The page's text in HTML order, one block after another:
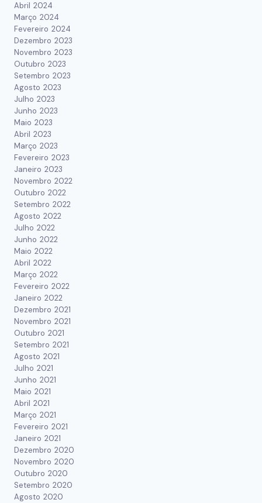
Abril 2024
Março 2024
Fevereiro 2024
Dezembro 2023
Novembro 2023
Outubro 2023
Setembro 2023
Agosto 2023
Julho 2023
Junho 2023
Maio 2023
Abril 2023
Março 2023
Fevereiro 2023
Janeiro 2023
Novembro 2022
Outubro 2022
Setembro 2022
Agosto 2022
Julho 2022
Junho 2022
Maio 2022
Abril 2022
Março 2022
Fevereiro 2022
Janeiro 2022
Dezembro 2021
Novembro 2021
Outubro 2021
Setembro 2021
Agosto 2021
Julho 2021
Junho 2021
Maio 2021
Abril 2021
Março 2021
Fevereiro 2021
Janeiro 2021
Dezembro 2020
Novembro 2020
Outubro 2020
Setembro 2020
Agosto 2020